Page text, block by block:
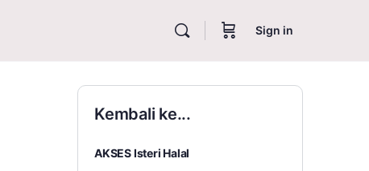
Sign in
Kembali ke...
AKSES Isteri Halal